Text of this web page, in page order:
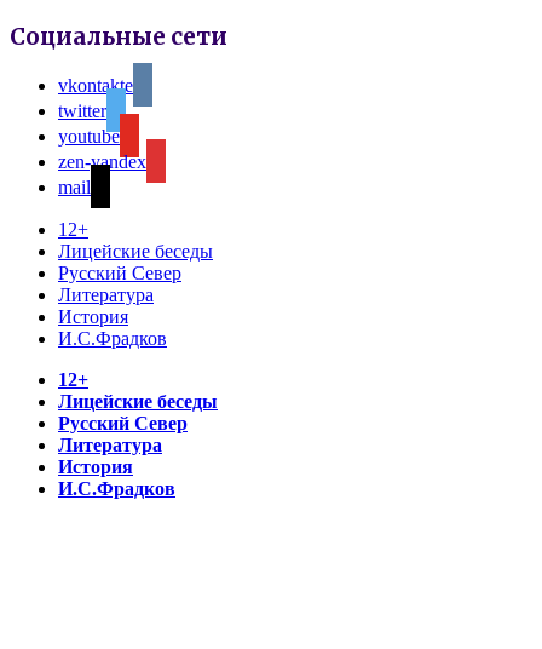
Социальные сети
vkontakte
twitter
youtube
zen-yandex
mail
12+
Лицейские беседы
Русский Север
Литература
История
И.С.Фрадков
12+
Лицейские беседы
Русский Север
Литература
История
И.С.Фрадков